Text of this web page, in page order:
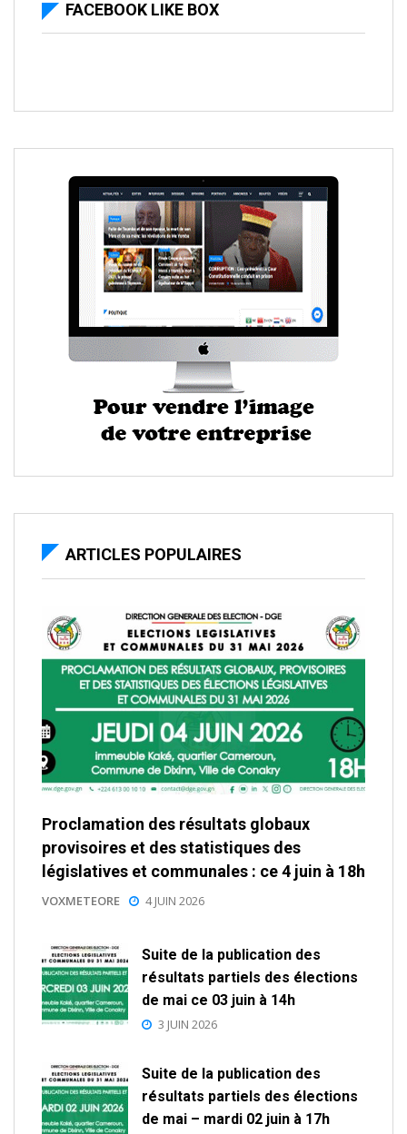
FACEBOOK LIKE BOX
ARTICLES POPULAIRES
Proclamation des résultats globaux
provisoires et des statistiques des
législatives et communales : ce 4 juin à 18h
VOXMETEORE 4 JUIN 2026
Suite de la publication des
résultats partiels des élections
de mai ce 03 juin à 14h
3 JUIN 2026
Suite de la publication des
résultats partiels des élections
de mai – mardi 02 juin à 17h